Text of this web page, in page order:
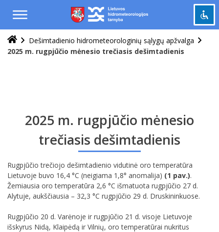
title Pažymėti antraštes
Šviesus kontrastas
Tamsus kontrastas
Grąžinti
viską
į
pradinę
cached
turinį
Dešimtadienio hidrometeorologinių sąlygų apžvalga
2025 m. rugpjūčio mėnesio trečiasis dešimtadienis
2025 m. rugpjūčio mėnesio
trečiasis dešimtadienis
Rugpjūčio trečiojo dešimtadienio vidutinė oro temperatūra
Lietuvoje buvo 16,4 °C (neigiama 1,8° anomalija) (1 pav.).
Žemiausia oro temperatūra 2,6 °C išmatuota rugpjūčio 27 d.
Alytuje, aukščiausia – 32,3 °C rugpjūčio 29 d. Druskininkuose.
Rugpjūčio 20 d. Varėnoje ir rugpjūčio 21 d. visoje Lietuvoje
išskyrus Nidą, Klaipėdą ir Vilnių, oro temperatūrai nukritus